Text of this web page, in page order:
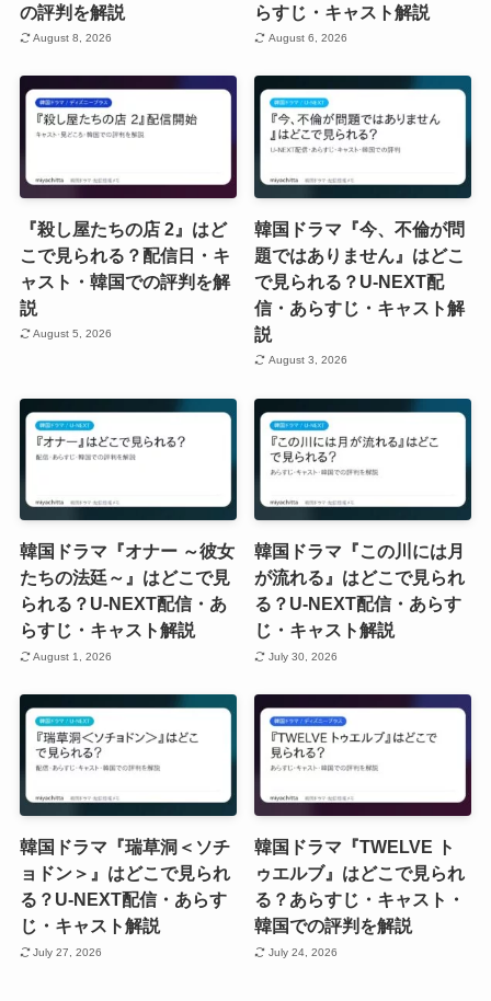
の評判を解説
August 8, 2026
らすじ・キャスト解説
August 6, 2026
『殺し屋たちの店 2』はど
こで見られる？配信日・キ
ャスト・韓国での評判を解
説
August 5, 2026
韓国ドラマ『今、不倫が問
題ではありません』はどこ
で見られる？U-NEXT配
信・あらすじ・キャスト解
説
August 3, 2026
韓国ドラマ『オナー ～彼女
たちの法廷～』はどこで見
られる？U-NEXT配信・あ
らすじ・キャスト解説
August 1, 2026
韓国ドラマ『この川には月
が流れる』はどこで見られ
る？U-NEXT配信・あらす
じ・キャスト解説
July 30, 2026
韓国ドラマ『瑞草洞＜ソチ
ョドン＞』はどこで見られ
る？U-NEXT配信・あらす
じ・キャスト解説
July 27, 2026
韓国ドラマ『TWELVE ト
ゥエルブ』はどこで見られ
る？あらすじ・キャスト・
韓国での評判を解説
July 24, 2026